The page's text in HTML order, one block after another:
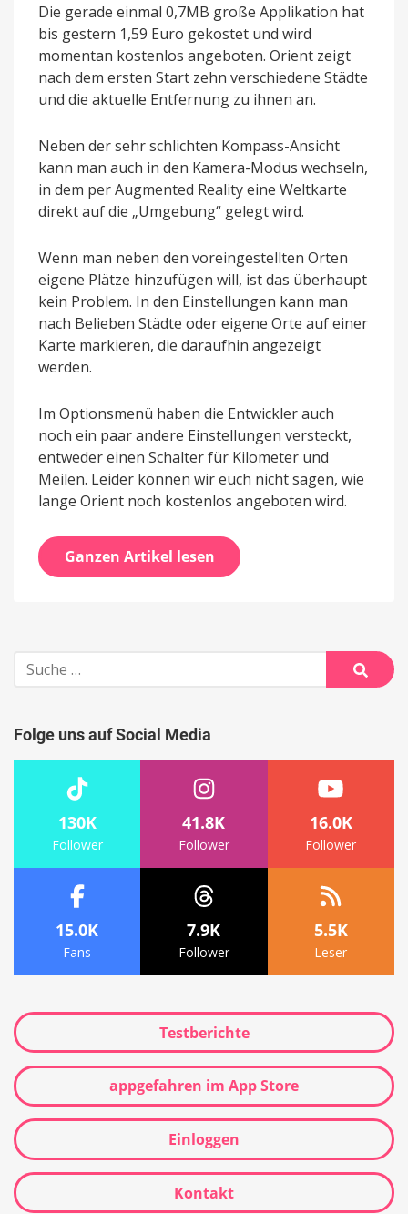
Die gerade einmal 0,7MB große Applikation hat
bis gestern 1,59 Euro gekostet und wird
momentan kostenlos angeboten. Orient zeigt
nach dem ersten Start zehn verschiedene Städte
und die aktuelle Entfernung zu ihnen an.
Neben der sehr schlichten Kompass-Ansicht
kann man auch in den Kamera-Modus wechseln,
in dem per Augmented Reality eine Weltkarte
direkt auf die „Umgebung“ gelegt wird.
Wenn man neben den voreingestellten Orten
eigene Plätze hinzufügen will, ist das überhaupt
kein Problem. In den Einstellungen kann man
nach Belieben Städte oder eigene Orte auf einer
Karte markieren, die daraufhin angezeigt
werden.
Im Optionsmenü haben die Entwickler auch
noch ein paar andere Einstellungen versteckt,
entweder einen Schalter für Kilometer und
Meilen. Leider können wir euch nicht sagen, wie
lange Orient noch kostenlos angeboten wird.
Ganzen Artikel lesen
Suche
nach:
Suche
Folge uns auf Social Media
130K
Follower
41.8K
Follower
16.0K
Follower
15.0K
Fans
7.9K
Follower
5.5K
Leser
Testberichte
appgefahren im App Store
Einloggen
Kontakt